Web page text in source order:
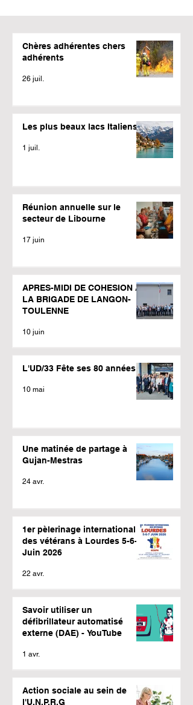
Chères adhérentes chers
adhérents
26 juil.
Les plus beaux lacs Italiens
1 juil.
Réunion annuelle sur le
secteur de Libourne
17 juin
APRES-MIDI DE COHESION A
LA BRIGADE DE LANGON-
TOULENNE
10 juin
L'UD/33 Fête ses 80 années
10 mai
Une matinée de partage à
Gujan-Mestras
24 avr.
1er pèlerinage international
des vétérans à Lourdes 5-6-7
Juin 2026
22 avr.
Savoir utiliser un
défibrillateur automatisé
externe (DAE) - YouTube
1 avr.
Action sociale au sein de
l'U.N.P.R.G